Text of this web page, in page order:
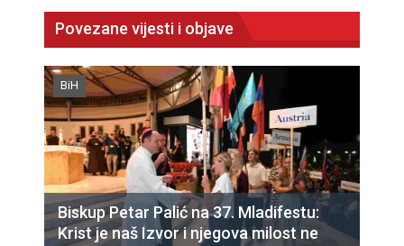
Povezane vijesti i objave
BiH
Biskup Petar Palić na 37. Mladifestu:
Krist je naš Izvor i njegova milost ne